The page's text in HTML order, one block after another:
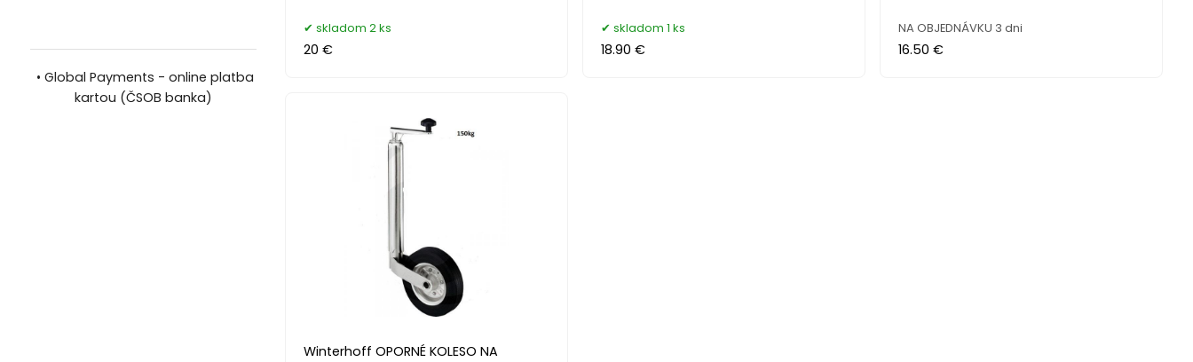
• Global Payments - online platba
kartou (ČSOB banka)
skladom 2 ks
20 €
skladom 1 ks
18.90 €
NA OBJEDNÁVKU 3 dni
16.50 €
Winterhoff OPORNÉ KOLESO NA